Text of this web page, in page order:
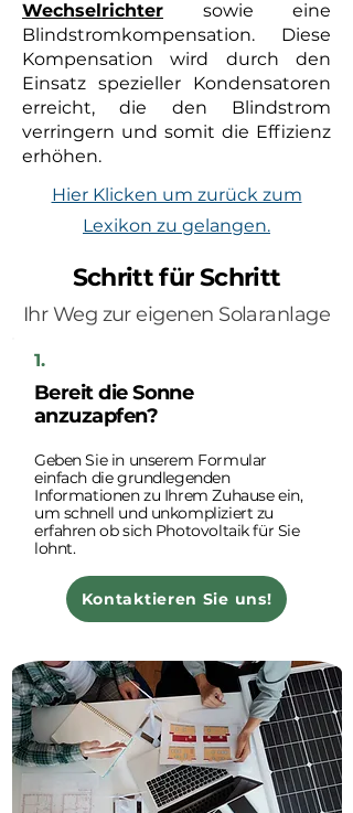
Wechselrichter sowie eine
Blindstromkompensation. Diese
Kompensation wird durch den
Einsatz spezieller Kondensatoren
erreicht, die den Blindstrom
verringern und somit die Effizienz
erhöhen.
Hier Klicken um zurück zum
Lexikon zu gelangen.
Schritt für Schritt
Ihr Weg zur eigenen Solaranlage
1.
Bereit die Sonne
anzuzapfen?
Geben Sie in unserem Formular
einfach die grundlegenden
Informationen zu Ihrem Zuhause ein,
um schnell und unkompliziert zu
erfahren ob sich Photovoltaik für Sie
lohnt.
Kontaktieren Sie uns!